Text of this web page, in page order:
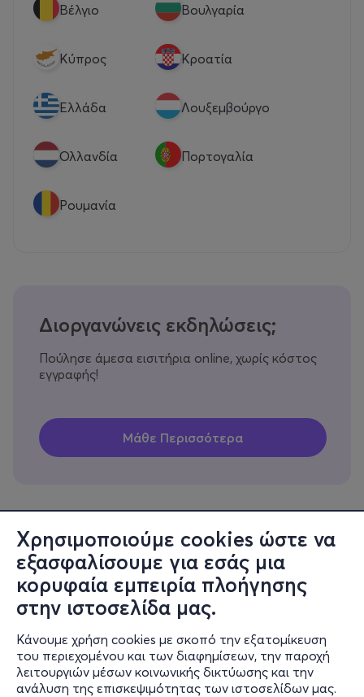
Χρησιμοποιούμε cookies ώστε να
εξασφαλίσουμε για εσάς μια
κορυφαία εμπειρία πλοήγησης
στην ιστοσελίδα μας.
Κάνουμε χρήση cookies με σκοπό την εξατομίκευση
του περιεχομένου και των διαφημίσεων, την παροχή
λειτουργιών μέσων κοινωνικής δικτύωσης και την
ανάλυση της επισκεψιμότητας των ιστοσελίδων μας.
Βέλγιο Βουλγαρία
Κύπρος Κροατία
Eλλάδα Λουξεμβούργο
Ολλανδία Πορτογαλία
Ρουμανία
Διοργανώνεις εκδηλώσεις;
Πούλησε άμεσα εισιτήρια online, χωρίς κόστος
εγγραφής!
Πληροφορίες
Υποστήριξη
Stay Connected